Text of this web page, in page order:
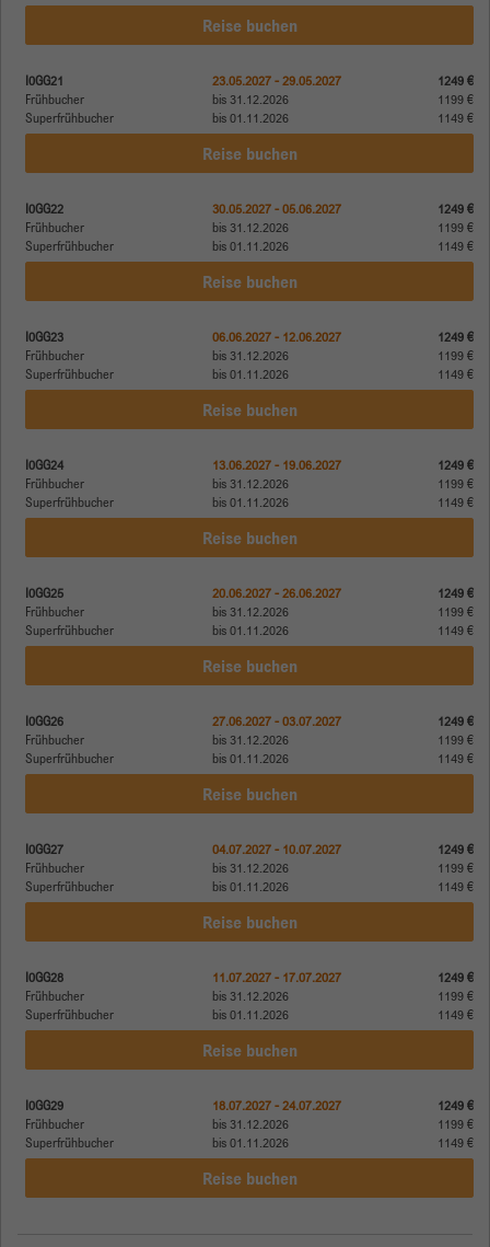
Reise buchen
I0GG21
Frühbucher
Superfrühbucher
23.05.2027 - 29.05.2027
bis 31.12.2026
bis 01.11.2026
1249 €
1199 €
1149 €
Reise buchen
I0GG22
Frühbucher
Superfrühbucher
30.05.2027 - 05.06.2027
bis 31.12.2026
bis 01.11.2026
1249 €
1199 €
1149 €
Reise buchen
I0GG23
Frühbucher
Superfrühbucher
06.06.2027 - 12.06.2027
bis 31.12.2026
bis 01.11.2026
1249 €
1199 €
1149 €
Reise buchen
I0GG24
Frühbucher
Superfrühbucher
13.06.2027 - 19.06.2027
bis 31.12.2026
bis 01.11.2026
1249 €
1199 €
1149 €
Reise buchen
I0GG25
Frühbucher
Superfrühbucher
20.06.2027 - 26.06.2027
bis 31.12.2026
bis 01.11.2026
1249 €
1199 €
1149 €
Reise buchen
I0GG26
Frühbucher
Superfrühbucher
27.06.2027 - 03.07.2027
bis 31.12.2026
bis 01.11.2026
1249 €
1199 €
1149 €
Reise buchen
I0GG27
Frühbucher
Superfrühbucher
04.07.2027 - 10.07.2027
bis 31.12.2026
bis 01.11.2026
1249 €
1199 €
1149 €
Reise buchen
I0GG28
Frühbucher
Superfrühbucher
11.07.2027 - 17.07.2027
bis 31.12.2026
bis 01.11.2026
1249 €
1199 €
1149 €
Reise buchen
I0GG29
Frühbucher
Superfrühbucher
18.07.2027 - 24.07.2027
bis 31.12.2026
bis 01.11.2026
1249 €
1199 €
1149 €
Reise buchen